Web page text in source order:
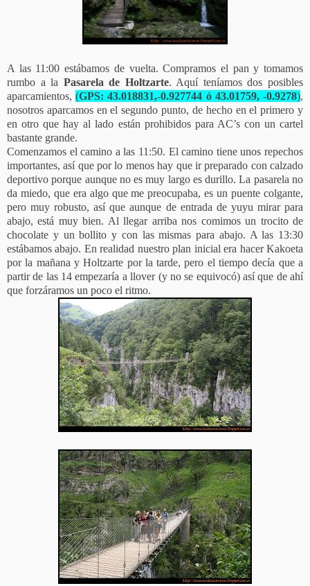
A las 11:00 estábamos de vuelta. Compramos el pan y tomamos
rumbo a la Pasarela de Holtzarte. Aquí teníamos dos posibles
aparcamientos,(GPS: 43.018831,-0.927744 ó 43.01759, -0.9278),
nosotros aparcamos en el segundo punto, de hecho en el primero y
en otro que hay al lado están prohibidos para AC’s con un cartel
bastante grande.
Comenzamos el camino a las 11:50. El camino tiene unos repechos
importantes, así que por lo menos hay que ir preparado con calzado
deportivo porque aunque no es muy largo es durillo. La pasarela no
da miedo, que era algo que me preocupaba, es un puente colgante,
pero muy robusto, así que aunque de entrada de yuyu mirar para
abajo, está muy bien. Al llegar arriba nos comimos un trocito de
chocolate y un bollito y con las mismas para abajo. A las 13:30
estábamos abajo. En realidad nuestro plan inicial era hacer Kakoeta
por la mañana y Holtzarte por la tarde, pero el tiempo decía que a
partir de las 14 empezaría a llover (y no se equivocó) así que de ahí
que forzáramos un poco el ritmo.